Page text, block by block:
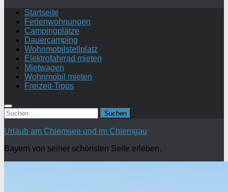
Startseite
Ferienwohnungen
Campingplätze
Dauercamping
Wohnmobilstellplatz
Elektrofahrrad mieten
Mietwagen
Wohnmobil mieten
Freizeit-Tipps
Suchen
nach:
Urlaub am Chiemsee und im Chiemgau
Bayern von seiner schönsten Seite erleben.